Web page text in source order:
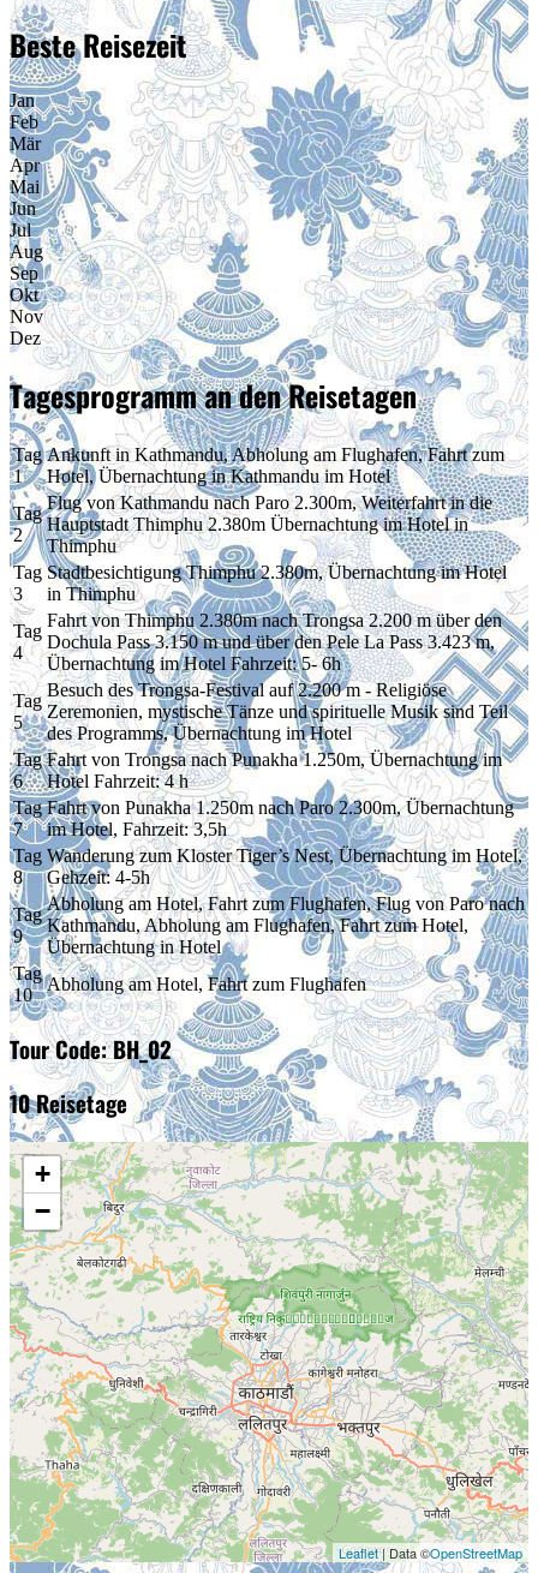
Beste Reisezeit
Jan
Feb
Mär
Apr
Mai
Jun
Jul
Aug
Sep
Okt
Nov
Dez
Tagesprogramm an den Reisetagen
Tag
1
Ankunft in Kathmandu, Abholung am Flughafen, Fahrt zum
Hotel, Übernachtung in Kathmandu im Hotel
Tag
2
Flug von Kathmandu nach Paro 2.300m, Weiterfahrt in die
Hauptstadt Thimphu 2.380m Übernachtung im Hotel in
Thimphu
Tag
3
Stadtbesichtigung Thimphu 2.380m, Übernachtung im Hotel
in Thimphu
Tag
4
Fahrt von Thimphu 2.380m nach Trongsa 2.200 m über den
Dochula Pass 3.150 m und über den Pele La Pass 3.423 m,
Übernachtung im Hotel Fahrzeit: 5- 6h
Tag
5
Besuch des Trongsa-Festival auf 2.200 m - Religiöse
Zeremonien, mystische Tänze und spirituelle Musik sind Teil
des Programms, Übernachtung im Hotel
Tag
6
Fahrt von Trongsa nach Punakha 1.250m, Übernachtung im
Hotel Fahrzeit: 4 h
Tag
7
Fahrt von Punakha 1.250m nach Paro 2.300m, Übernachtung
im Hotel, Fahrzeit: 3,5h
Tag
8
Wanderung zum Kloster Tiger’s Nest, Übernachtung im Hotel,
Gehzeit: 4-5h
Tag
9
Abholung am Hotel, Fahrt zum Flughafen, Flug von Paro nach
Kathmandu, Abholung am Flughafen, Fahrt zum Hotel,
Übernachtung in Hotel
Tag
10
Abholung am Hotel, Fahrt zum Flughafen
Tour Code: BH_02
10 Reisetage
+
−
Leaflet| Data ©OpenStreetMap